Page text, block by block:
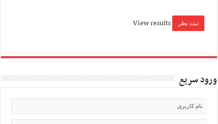
View results
ورود سریع